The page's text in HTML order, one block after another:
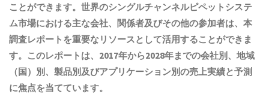
ことができます。世界のシングルチャンネルピペットシステ
ム市場における主な会社、関係者及びその他の参加者は、本
調査レポートを重要なリソースとして活用することができま
す。このレポートは、2017年から2028年までの会社別、地域
（国）別、製品別及びアプリケーション別の売上実績と予測
に焦点を当てています。